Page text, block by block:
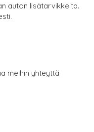
auton lisätarvikkeita.
meihin yhteyttä